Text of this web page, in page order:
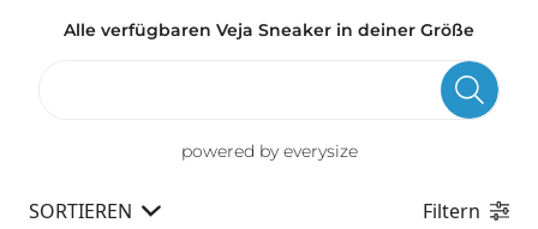
Alle verfügbaren Veja Sneaker in deiner Größe
powered by everysize
SORTIEREN
Filtern